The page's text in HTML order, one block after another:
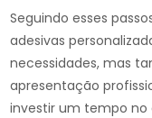
Seguindo esses
adesivas
necessidades, mas
apresentação
investir um tempo no